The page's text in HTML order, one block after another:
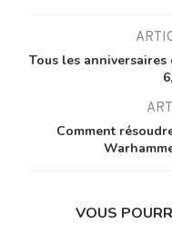
Tous les
Comment
VOUS